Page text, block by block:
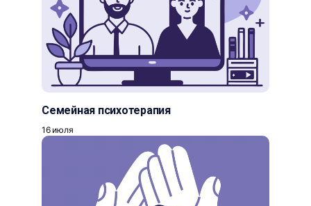
Семейная психотерапия
16 июля